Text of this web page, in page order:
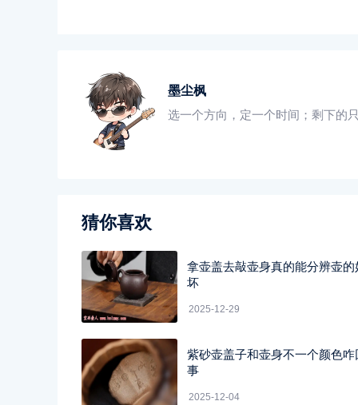
墨尘枫
选一个方向，定一个时间；剩下的
猜你喜欢
拿壶盖去敲壶身真的能分辨壶的
坏
2025-12-29
紫砂壶盖子和壶身不一个颜色咋
事
2025-12-04